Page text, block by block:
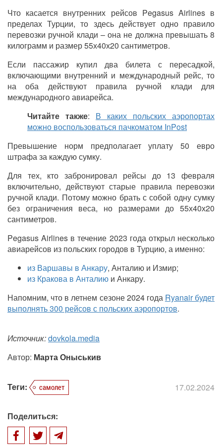
Что касается внутренних рейсов Pegasus Airlinesв
пределах Турции, то здесь действует одно правило
перевозки ручной клади – она не должна превышать 8
килограмм и размер 55х40х20 сантиметров.
Если пассажир купил два билета с пересадкой,
включающими внутренний и международный рейс, то
на оба действуют правила ручной клади для
международного авиарейса.
Читайте также: В каких польских аэропортах
можно воспользоваться пачкоматом InPost
Превышение норм предполагает уплату 50 евро
штрафа за каждую сумку.
Для тех, кто забронировал рейсы до 13 февраля
включительно, действуют старые правила перевозки
ручной клади. Потому можно брать с собой одну сумку
без ограничения веса, но размерами до 55х40х20
сантиметров.
Pegasus Airlines в течение 2023 года открыл несколько
авиарейсов из польских городов в Турцию, а именно:
из Варшавы в Анкару, Анталию и Измир;
из Кракова в Анталию и Анкару.
Напомним, что в летнем сезоне 2024 года Ryanair будет
выполнять 300 рейсов с польских аэропортов.
Источник:dovkola.media
Автор: Марта Оныськив
Теги: самолет 17.02.2024
Поделиться: